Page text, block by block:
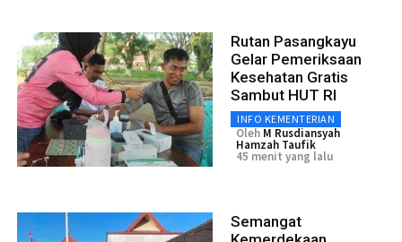
Rutan Pasangkayu
Gelar Pemeriksaan
Kesehatan Gratis
Sambut HUT RI
INFO KEMENTERIAN
Oleh M Rusdiansyah
Hamzah Taufik
45 menit yang lalu
Semangat